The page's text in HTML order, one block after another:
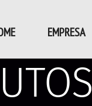
EMPRESA